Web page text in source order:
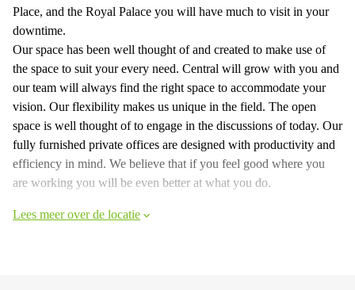
Place, and the Royal Palace you will have much to visit in your
downtime.
Our space has been well thought of and created to make use of
the space to suit your every need. Central will grow with you and
our team will always find the right space to accommodate your
vision. Our flexibility makes us unique in the field. The open
space is well thought of to engage in the discussions of today. Our
fully furnished private offices are designed with productivity and
efficiency in mind. We believe that if you feel good where you
are working you will be even better at what you do.
Lees meer over de locatie